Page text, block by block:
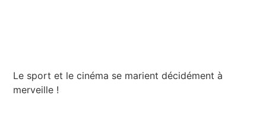
Le sport et le cinéma se marient décidément à
merveille !